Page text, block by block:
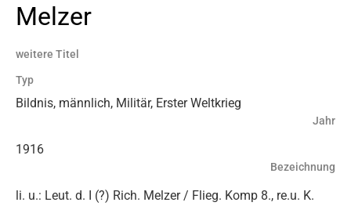
Melzer
weitere Titel
Typ
Bildnis, männlich, Militär, Erster Weltkrieg
Jahr
1916
Bezeichnung
li. u.: Leut. d. I (?) Rich. Melzer / Flieg. Komp 8., re.u. K.